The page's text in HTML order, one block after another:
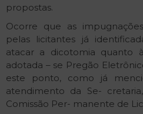
propostas.
Ocorre que as
pelas licitantes já
atacar a dicotomia quanto
adotada – se Pregão
este ponto, como já
atendimento da Se-
Comissão Per- manente de